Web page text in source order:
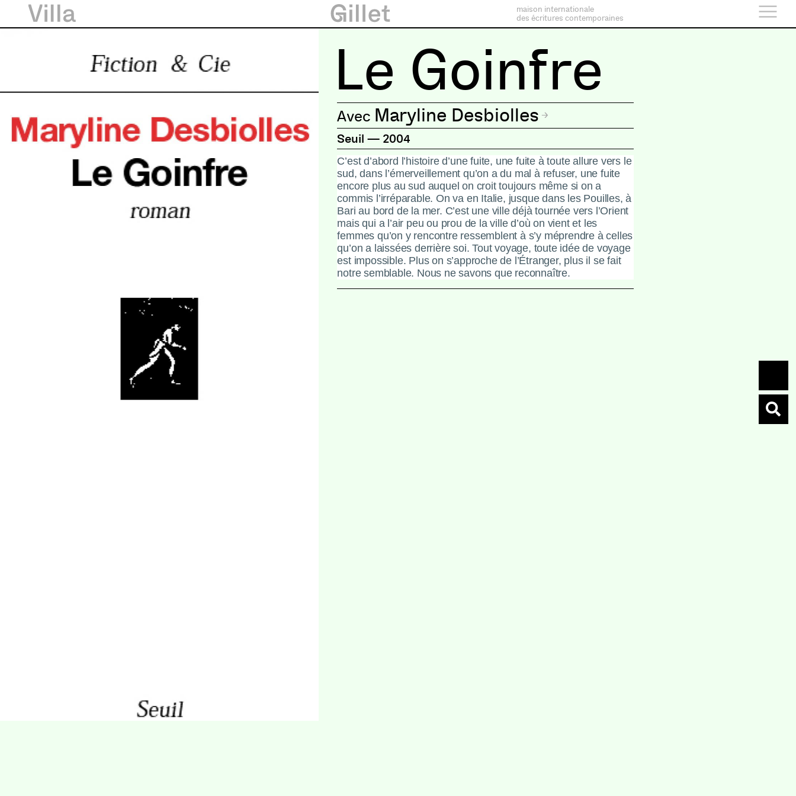
maison internationale
des écritures contemporaines
Le Goinfre
Maryline Desbiolles
Seuil — 2004
C’est d’abord l’histoire d’une fuite, une fuite à toute allure vers le
sud, dans l’émerveillement qu’on a du mal à refuser, une fuite
encore plus au sud auquel on croit toujours même si on a
commis l’irréparable. On va en Italie, jusque dans les Pouilles, à
Bari au bord de la mer. C’est une ville déjà tournée vers l’Orient
mais qui a l’air peu ou prou de la ville d’où on vient et les
femmes qu’on y rencontre ressemblent à s’y méprendre à celles
qu’on a laissées derrière soi.Tout voyage, toute idée de voyage
est impossible. Plus on s’approche de l’Étranger, plus il se fait
notre semblable. Nous ne savons que reconnaître.